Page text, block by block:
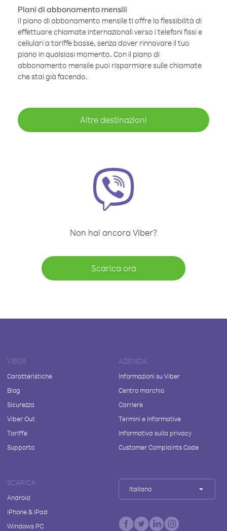
Piani di abbonamento mensili
Il piano di abbonamento mensile ti offre la flessibilità di
effettuare chiamate internazionali verso i telefoni fissi e
cellulari a tariffe basse, senza dover rinnovare il tuo
piano in qualsiasi momento. Con il piano di
abbonamento mensile puoi risparmiare sulle chiamate
che stai già facendo.
Altre destinazioni
Non hai ancora Viber?
Scarica ora
VIBER
Caratteristiche
Blog
Sicurezza
Viber Out
Tariffe
Supporto
AZIENDA
Informazioni su Viber
Centro marchio
Carriere
Termini e informative
Informativa sulla privacy
Customer Complaints Code
SCARICA
Android
iPhone & iPad
Windows PC
Italiano